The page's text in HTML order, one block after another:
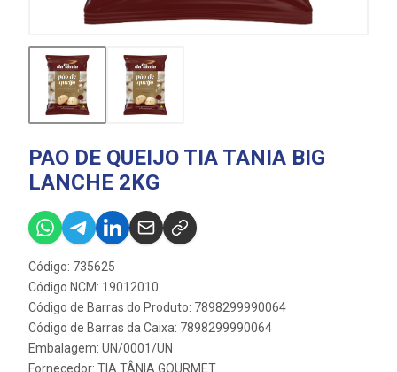
PAO DE QUEIJO TIA TANIA BIG
LANCHE 2KG
Código: 735625
Código NCM: 19012010
Código de Barras do Produto: 7898299990064
Código de Barras da Caixa: 7898299990064
Embalagem: UN/0001/UN
Fornecedor: TIA TÂNIA GOURMET